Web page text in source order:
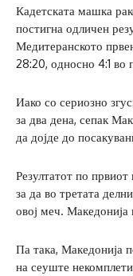
Кадетската машка
постигна одличен
Медитеранското
28:20, односно 4:1 во
Иако со сериозно
за два дена, сепак
да дојде до
Резултатот по
за да во третата
овој меч. Македонија
Па така, Македонија
на сеуште